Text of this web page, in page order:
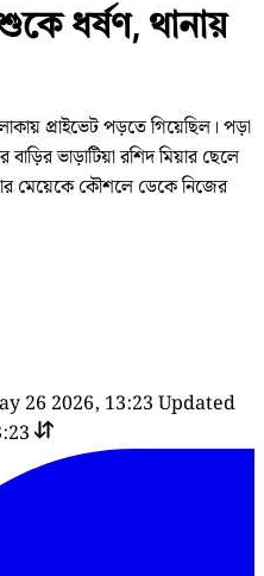
ধর্ষণ, থানায়
প্রাইভেট পড়তে গিয়েছিল। পড়া
ভাড়াটিয়া রশিদ মিয়ার ছেলে
মেয়েকে কৌশলে ডেকে নিজের
26 2026, 13:23 Updated